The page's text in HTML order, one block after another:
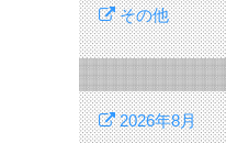
その他
2026年8月